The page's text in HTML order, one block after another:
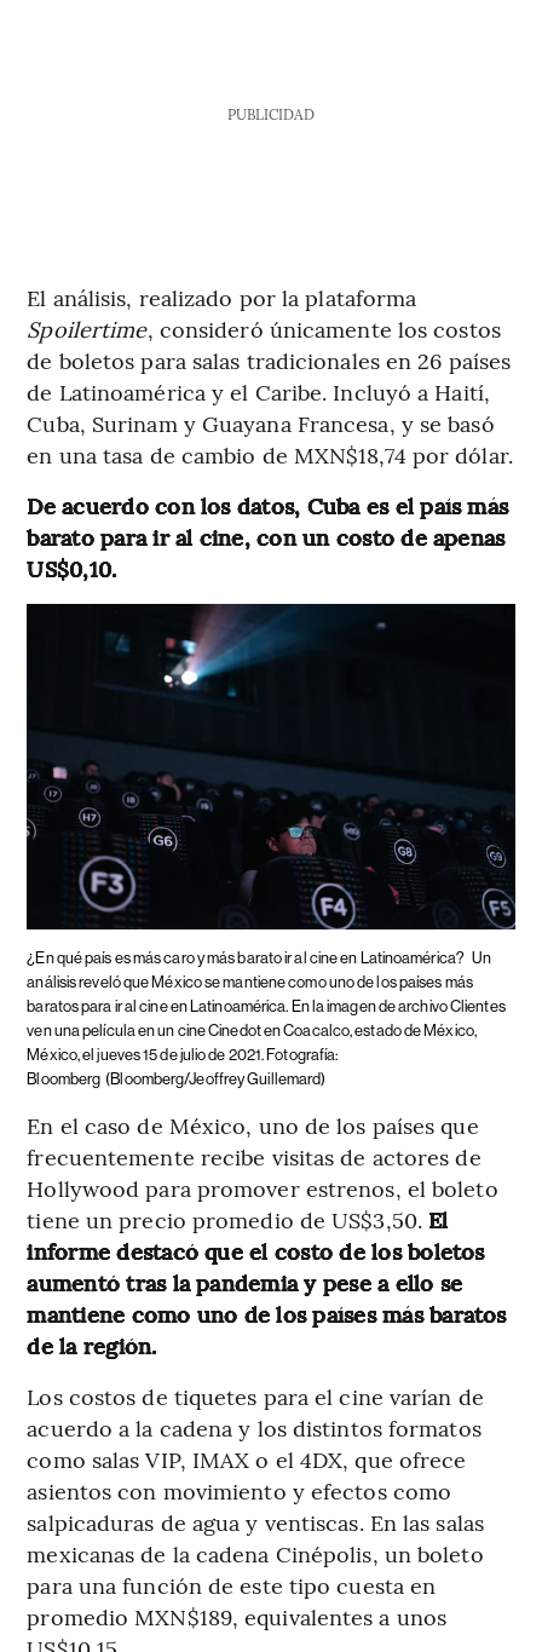
PUBLICIDAD
El análisis, realizado por la plataforma
Spoilertime, consideró únicamente los costos
de boletos para salas tradicionales en 26 países
de Latinoamérica y el Caribe. Incluyó a Haití,
Cuba, Surinam y Guayana Francesa, y se basó
en una tasa de cambio de MXN$18,74 por dólar.
De acuerdo con los datos, Cuba es el país más
barato para ir al cine, con un costo de apenas
US$0,10.
¿En qué país es más caro y más barato ir al cine en Latinoamérica? Un
análisis reveló que México se mantiene como uno de los países más
baratos para ir al cine en Latinoamérica. En la imagen de archivo Clientes
ven una película en un cine Cinedot en Coacalco, estado de México,
México, el jueves 15 de julio de 2021. Fotografía:
Bloomberg (Bloomberg/Jeoffrey Guillemard)
En el caso de México, uno de los países que
frecuentemente recibe visitas de actores de
Hollywood para promover estrenos, el boleto
tiene un precio promedio de US$3,50. El
informe destacó que el costo de los boletos
aumentó tras la pandemia y pese a ello se
mantiene como uno de los países más baratos
de la región.
Los costos de tiquetes para el cine varían de
acuerdo a la cadena y los distintos formatos
como salas VIP, IMAX o el 4DX, que ofrece
asientos con movimiento y efectos como
salpicaduras de agua y ventiscas. En las salas
mexicanas de la cadena Cinépolis, un boleto
para una función de este tipo cuesta en
promedio MXN$189, equivalentes a unos